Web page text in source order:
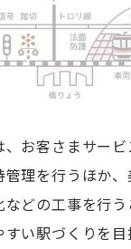
お客さまサービ
管理を行うほか
などの工事を行
い駅づくりを目